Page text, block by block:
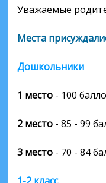
Уважаемые
Места
Дошкольники
1 место - 100
2 место - 85 - 99
3 место - 70 - 84